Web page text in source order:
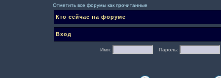
Отметить все форумы как прочитанные
Кто сейчас на форуме
Вход
Имя: Пароль: